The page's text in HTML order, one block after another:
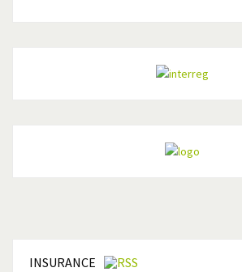
INSURANCE